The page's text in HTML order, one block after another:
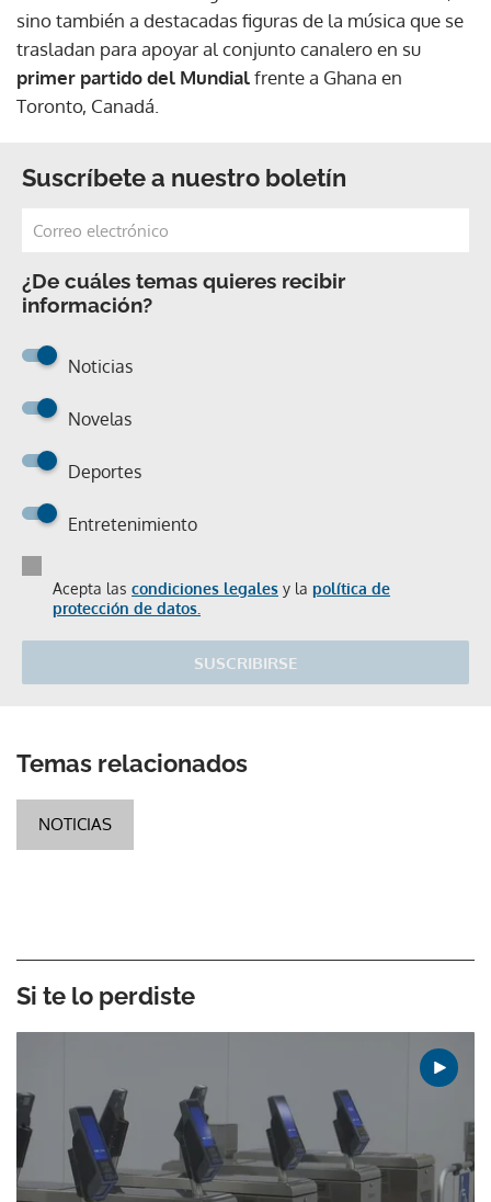
sino también a destacadas figuras de la música que se
trasladan para apoyar al conjunto canalero en su
primer partido del Mundialfrente a Ghana en
Toronto, Canadá.
Suscríbete a nuestro boletín
¿De cuáles temas quieres recibir
información?
Noticias
Novelas
Deportes
Entretenimiento
Acepta las condiciones legales y la política de
protección de datos.
SUSCRIBIRSE
Temas relacionados
NOTICIAS
Si te lo perdiste